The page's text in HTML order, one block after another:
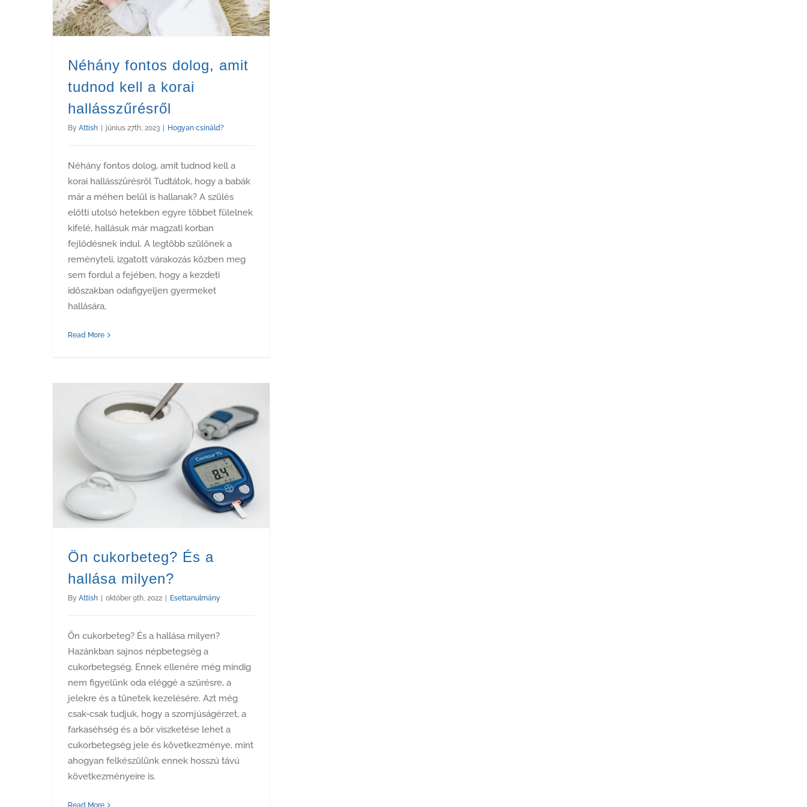
Néhány fontos dolog, amit
tudnod kell a korai
hallásszűrésről
By Attish június 27th, 2023 Hogyan csináld?
Néhány fontos dolog, amit tudnod kell a
korai hallásszűrésről Tudtátok, hogy a babák
már a méhen belül is hallanak? A szülés
előtti utolsó hetekben egyre többet fülelnek
kifelé, hallásuk már magzati korban
fejlődésnek indul. A legtöbb szülőnek a
reményteli, izgatott várakozás közben meg
sem fordul a fejében, hogy a kezdeti
időszakban odafigyeljen gyermeket
hallására,
Read More
Ön cukorbeteg? És a
hallása milyen?
By Attish október 9th, 2022 Esettanulmány
Ön cukorbeteg? És a hallása milyen?
Hazánkban sajnos népbetegség a
cukorbetegség. Ennek ellenére még mindig
nem figyelünk oda eléggé a szűrésre, a
jelekre és a tünetek kezelésére. Azt még
csak-csak tudjuk, hogy a szomjúságérzet, a
farkaséhség és a bőr viszketése lehet a
cukorbetegség jele és következménye, mint
ahogyan felkészülünk ennek hosszú távú
következményeire is.